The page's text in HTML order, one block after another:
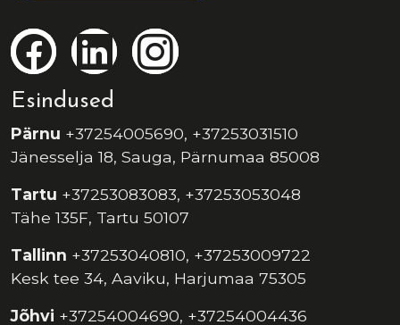
Esindused
Pärnu +37254005690, +37253031510
Jänesselja 18, Sauga, Pärnumaa 85008
Tartu +37253083083, +37253053048
Tähe 135F, Tartu 50107
Tallinn +37253040810, +37253009722
Kesk tee 34, Aaviku, Harjumaa 75305
Jõhvi +37254004690, +37254004436